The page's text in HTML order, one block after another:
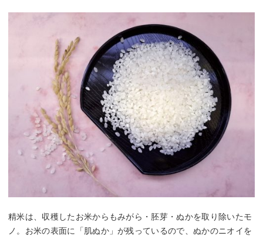
精米は、収穫したお米からもみがら・胚芽・ぬかを取り除いたモ
ノ。お米の表面に「肌ぬか」が残っているので、ぬかのニオイを